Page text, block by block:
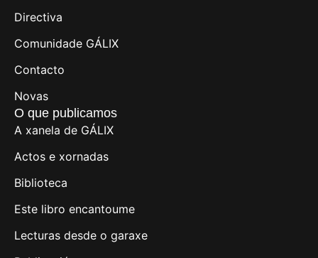
Directiva
Comunidade GÁLIX
Contacto
Novas
O que publicamos
A xanela de GÁLIX
Actos e xornadas
Biblioteca
Este libro encantoume
Lecturas desde o garaxe